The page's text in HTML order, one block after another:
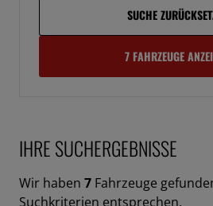
SUCHE
7 FAHRZEUGE
IHRE SUCHERGEBNISSE
Wir haben 7 Fahrzeuge
Suchkriterien entsprechen.